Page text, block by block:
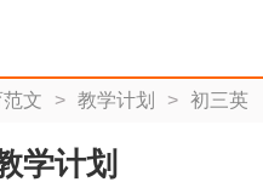
文 > 教学计划 > 初三英
学计划